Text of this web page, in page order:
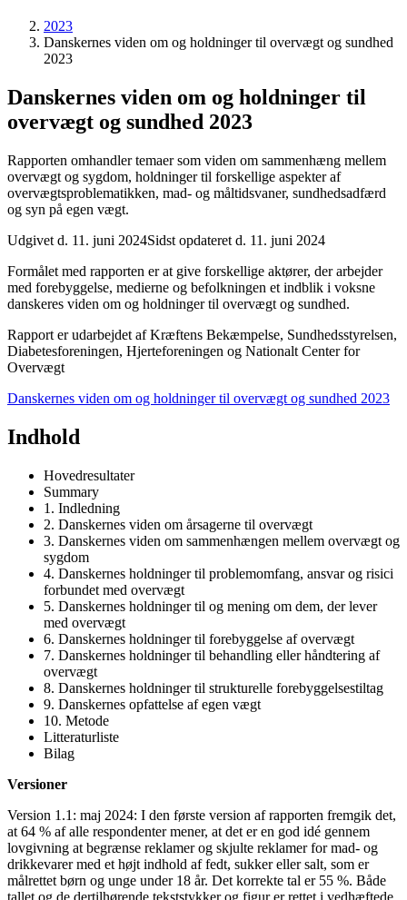
2023
Danskernes viden om og holdninger til overvægt og sundhed
2023
Danskernes viden om og holdninger til
overvægt og sundhed 2023
Rapporten omhandler temaer som viden om sammenhæng mellem
overvægt og sygdom, holdninger til forskellige aspekter af
overvægtsproblematikken, mad- og måltidsvaner, sundhedsadfærd
og syn på egen vægt.
Udgivet d. 11. juni 2024Sidst opdateret d. 11. juni 2024
Formålet med rapporten er at give forskellige aktører, der arbejder
med forebyggelse, medierne og befolkningen et indblik i voksne
danskeres viden om og holdninger til overvægt og sundhed.
Rapport er udarbejdet af Kræftens Bekæmpelse, Sundhedsstyrelsen,
Diabetesforeningen, Hjerteforeningen og Nationalt Center for
Overvægt
Danskernes viden om og holdninger til overvægt og sundhed 2023
Indhold
Hovedresultater
Summary
1. Indledning
2. Danskernes viden om årsagerne til overvægt
3. Danskernes viden om sammenhængen mellem overvægt og
sygdom
4. Danskernes holdninger til problemomfang, ansvar og risici
forbundet med overvægt
5. Danskernes holdninger til og mening om dem, der lever
med overvægt
6. Danskernes holdninger til forebyggelse af overvægt
7. Danskernes holdninger til behandling eller håndtering af
overvægt
8. Danskernes holdninger til strukturelle forebyggelsestiltag
9. Danskernes opfattelse af egen vægt
10. Metode
Litteraturliste
Bilag
Versioner
Version 1.1: maj 2024: I den første version af rapporten fremgik det,
at 64 % af alle respondenter mener, at det er en god idé gennem
lovgivning at begrænse reklamer og skjulte reklamer for mad- og
drikkevarer med et højt indhold af fedt, sukker eller salt, som er
målrettet børn og unge under 18 år. Det korrekte tal er 55 %. Både
tallet og de dertilhørende tekststykker og figur er rettet i vedhæftede